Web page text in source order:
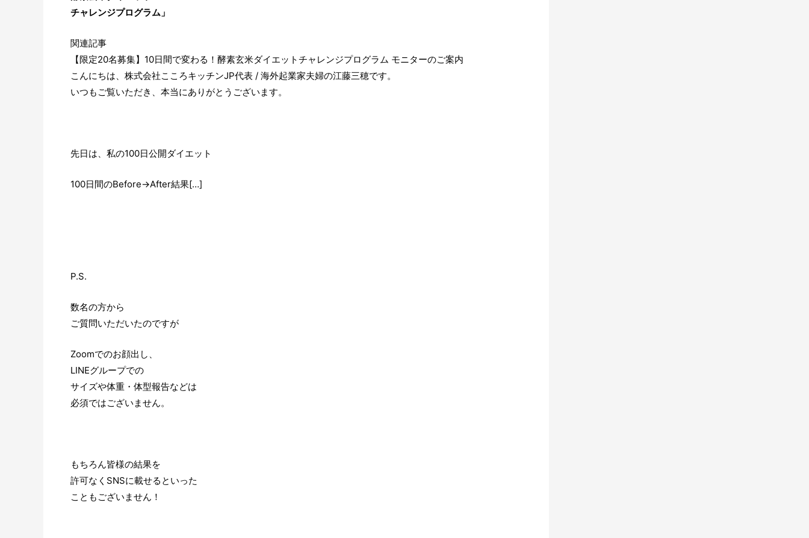
チャレンジプログラム」
関連記事
【限定20名募集】10日間で変わる！酵素玄米ダイエットチャレンジプログラム モニターのご案内
こんにちは、株式会社こころキッチンJP代表 / 海外起業家夫婦の江藤三穂です。
いつもご覧いただき、本当にありがとうございます。
先日は、私の100日公開ダイエット
100日間のBefore→After結果[…]
P.S.
数名の方から
ご質問いただいたのですが
Zoomでのお顔出し、
LINEグループでの
サイズや体重・体型報告などは
必須ではございません。
もちろん皆様の結果を
許可なくSNSに載せるといった
こともございません！